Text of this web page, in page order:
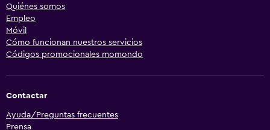
Quiénes somos
Empleo
Móvil
Cómo funcionan nuestros servicios
Códigos promocionales momondo
Contactar
Ayuda/Preguntas frecuentes
Prensa